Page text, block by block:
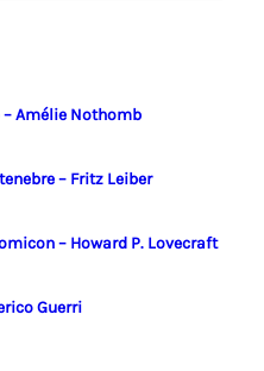
– Amélie Nothomb
– Fritz Leiber
– Howard P. Lovecraft
Guerri